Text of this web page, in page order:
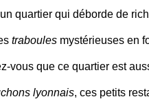
quartier qui déborde de
traboulesmystérieuses en
vous que ce quartier est
lyonnais, ces petits